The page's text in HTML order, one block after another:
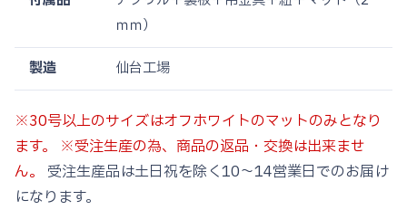
ｍｍ）
製造 仙台工場
※30号以上のサイズはオフホワイトのマットのみとなり
ます。
※受注生産の為、商品の返品・交換は出来ませ
ん。
受注生産品は土日祝を除く10〜14営業日でのお届け
になります。